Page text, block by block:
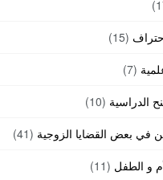
(15)
(7)
الدراسية (10)
في بعض القضايا الزوجية (41)
و الطفل (11)